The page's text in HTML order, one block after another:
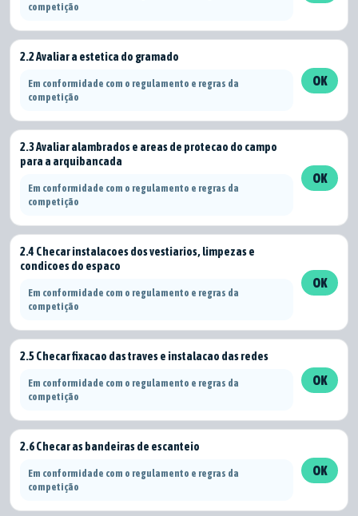
competição
2.2 Avaliar a estetica do gramado
Em conformidade com o regulamento e regras da
competição
OK
2.3 Avaliar alambrados e areas de protecao do campo
para a arquibancada
Em conformidade com o regulamento e regras da
competição
OK
2.4 Checar instalacoes dos vestiarios, limpezas e
condicoes do espaco
Em conformidade com o regulamento e regras da
competição
OK
2.5 Checar fixacao das traves e instalacao das redes
Em conformidade com o regulamento e regras da
competição
OK
2.6 Checar as bandeiras de escanteio
Em conformidade com o regulamento e regras da
competição
OK